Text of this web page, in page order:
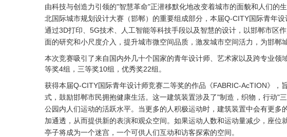
由科技与创造力引领的"智慧革命"正潜移默化地改变着城市的面貌和人们的
北国际城市规划设计大赛（邯郸）的重要组成部分，本届Q-CITY国际青年
通过3D打印、5G技术、人工智能等科技手段以及智慧的设计，以邯郸市区
面的研究和小尺度介入，提升城市微空间品质，激发城市空间活力，为邯郸
本次竞赛吸引了来自国内外几十个国家的青年设计师、艺术家以及跨专业领
等奖4组，三等奖10组，优秀奖22组。
获得本届Q-CITY国际青年设计师竞赛二等奖的作品《FABRIC-AcTION》，
式，鼓励邯郸市民拥抱健康生活。这一建筑装置涉及了"制造，织物，行动"
公园内人们运动的活跃水平。当更多的人积极运动时，建筑装置中会有更多
加通透，从而提供新的表演和观众空间。如果运动人数和运动量减少，座
亭子将成为一个迷宫，一个可供人们互动和访客探索的空间。